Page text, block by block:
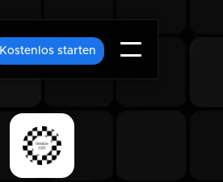
Kostenlos starten